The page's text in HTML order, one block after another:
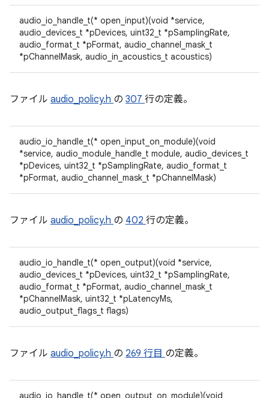
audio_io_handle_t(* open_input)(void *service,
audio_devices_t *pDevices, uint32_t *pSamplingRate,
audio_format_t *pFormat, audio_channel_mask_t
*pChannelMask, audio_in_acoustics_t acoustics)
ファイル audio_policy.h の 307 行の定義。
audio_io_handle_t(* open_input_on_module)(void
*service, audio_module_handle_t module, audio_devices_t
*pDevices, uint32_t *pSamplingRate, audio_format_t
*pFormat, audio_channel_mask_t *pChannelMask)
ファイル audio_policy.h の 402 行の定義。
audio_io_handle_t(* open_output)(void *service,
audio_devices_t *pDevices, uint32_t *pSamplingRate,
audio_format_t *pFormat, audio_channel_mask_t
*pChannelMask, uint32_t *pLatencyMs,
audio_output_flags_t flags)
ファイル audio_policy.h の 269 行目 の定義。
audio_io_handle_t(* open_output_on_module)(void